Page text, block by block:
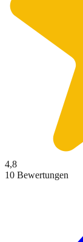
4,8
10 Bewertungen